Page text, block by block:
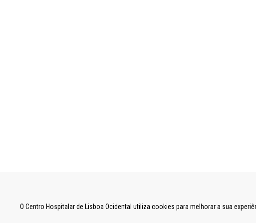
O Centro Hospitalar de Lisboa Ocidental utiliza cookies para melhorar a sua
UNIDADE LOCAL DE SAÚDE DE LISBOA OCIDENTAL